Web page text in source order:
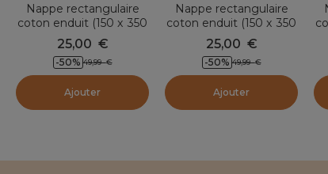
Nappe rectangulaire
coton enduit (150 x 350
cm) Mafalda Multicolore
25,00 €
-50% 49,99 €
Ajouter
Nappe rectangulaire
coton enduit (150 x 350
cm) Rio Multicolore
25,00 €
-50% 49,99 €
Ajouter